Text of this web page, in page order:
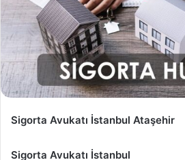
Sigorta Avukatı İstanbul Ataşehir
Sigorta Avukatı İstanbul